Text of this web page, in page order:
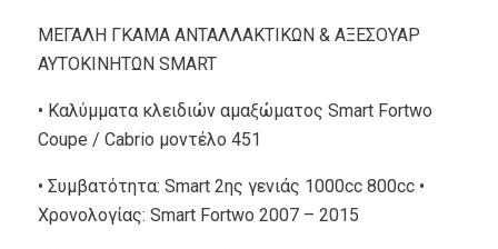
ΜΕΓΑΛΗ ΓΚΑΜΑ ΑΝΤΑΛΛΑΚΤΙΚΩΝ & ΑΞΕΣΟΥΑΡ
ΑΥΤΟΚΙΝΗΤΩΝ SMART
• Καλύμματα κλειδιών αμαξώματος Smart Fortwo
Coupe / Cabrio μοντέλο 451
• Συμβατότητα: Smart 2ης γενιάς 1000cc 800cc •
Xρονολογίας: Smart Fortwo 2007 – 2015